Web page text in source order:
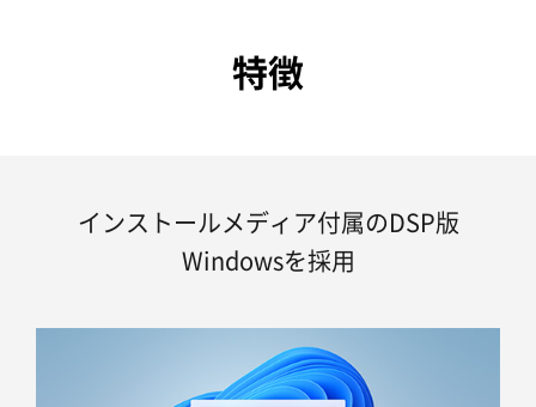
特徴
インストールメディア付属のDSP版
Windowsを採用